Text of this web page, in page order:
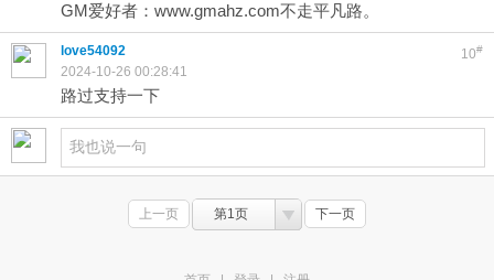
GM爱好者：www.gmahz.com不走平凡路。
10#
love54092
2024-10-26 00:28:41
路过支持一下
上一页 第1页 下一页